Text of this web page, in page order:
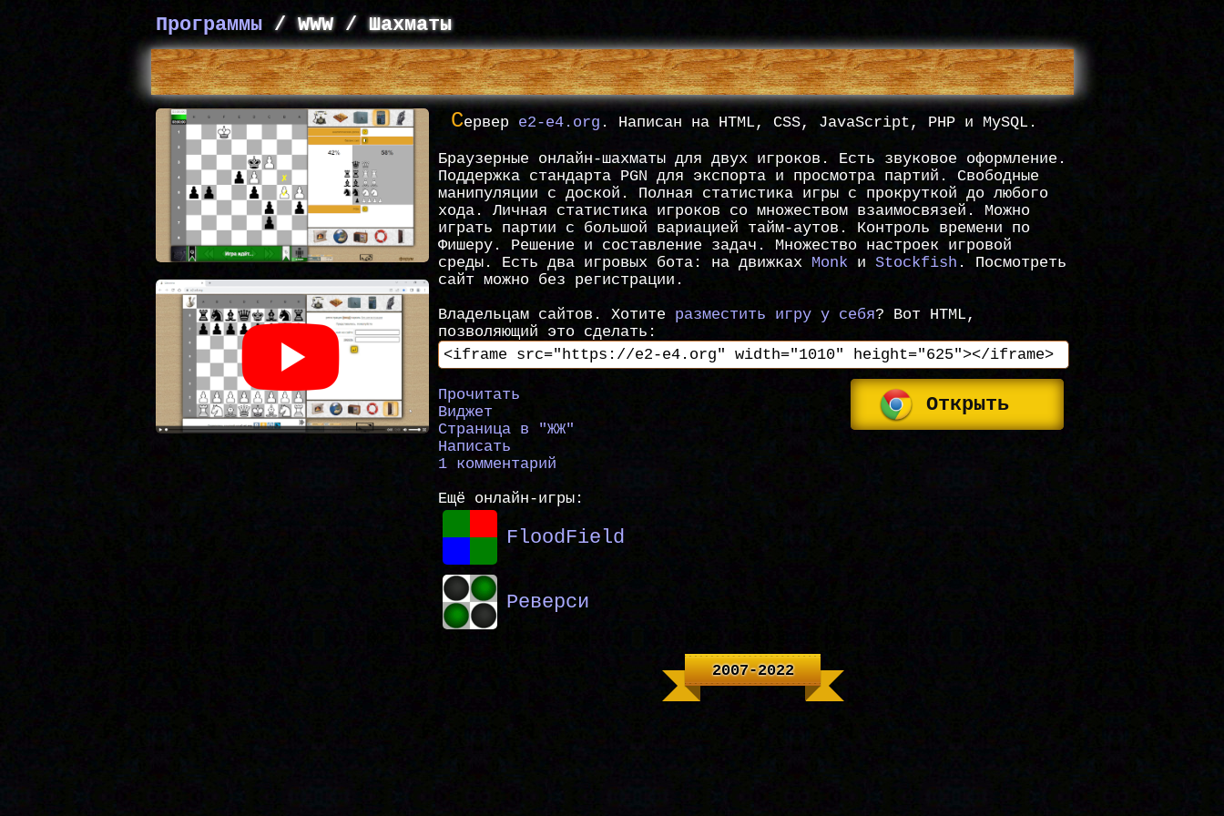
Программы/ WWW / Шахматы
Сервер e2-e4.org . Написан на HTML, CSS, JavaScript, PHP и MySQL.
Браузерные онлайн-шахматы для двух игроков. Есть звуковое оформление.
Поддержка стандарта PGN для экспорта и просмотра партий. Свободные
манипуляции с доской. Полная статистика игры с прокруткой до любого
хода. Личная статистика игроков со множеством взаимосвязей. Можно
играть партии с большой вариацией тайм-аутов. Контроль времени по
Фишеру. Решение и составление задач. Множество настроек игровой
среды. Есть два игровых бота: на движках Monk и Stockfish . Посмотреть
сайт можно без регистрации.
Владельцам сайтов. Хотите разместить игру у себя? Вот HTML,
позволяющий это сделать:
Прочитать
Виджет
Страница в "ЖЖ"
Написать
1 комментарий
Открыть
Ещё онлайн-игры:
FloodField
Реверси
2007-2022